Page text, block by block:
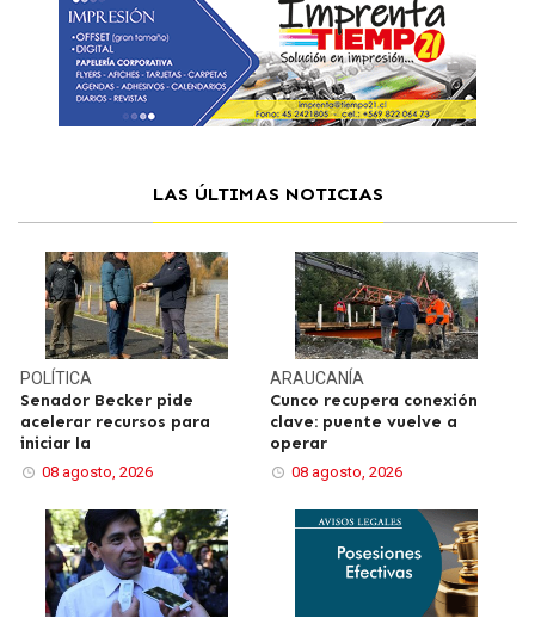
LAS ÚLTIMAS NOTICIAS
POLÍTICA
Senador Becker pide
acelerar recursos para
iniciar la
08 agosto, 2026
ARAUCANÍA
Cunco recupera conexión
clave: puente vuelve a
operar
08 agosto, 2026